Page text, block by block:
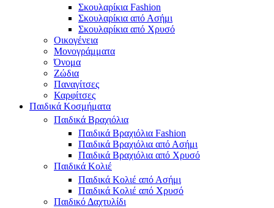
Σκουλαρίκια Fashion
Σκουλαρίκια από Ασήμι
Σκουλαρίκια από Χρυσό
Οικογένεια
Μονογράμματα
Όνομα
Ζώδια
Παναγίτσες
Καρφίτσες
Παιδικά Κοσμήματα
Παιδικά Βραχιόλια
Παιδικά Βραχιόλια Fashion
Παιδικά Βραχιόλια από Ασήμι
Παιδικά Βραχιόλια από Χρυσό
Παιδικά Κολιέ
Παιδικά Κολιέ από Ασήμι
Παιδικά Κολιέ από Χρυσό
Παιδικό Δαχτυλίδι